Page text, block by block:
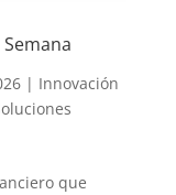
| Innovación
que